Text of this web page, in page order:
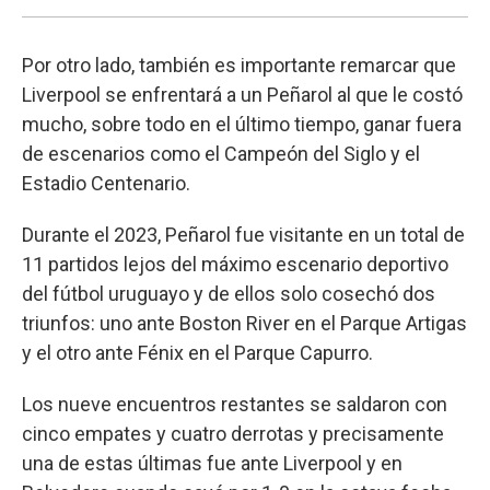
Por otro lado, también es importante remarcar que
Liverpool se enfrentará a un Peñarol al que le costó
mucho, sobre todo en el último tiempo, ganar fuera
de escenarios como el Campeón del Siglo y el
Estadio Centenario.
Durante el 2023, Peñarol fue visitante en un total de
11 partidos lejos del máximo escenario deportivo
del fútbol uruguayo y de ellos solo cosechó dos
triunfos: uno ante Boston River en el Parque Artigas
y el otro ante Fénix en el Parque Capurro.
Los nueve encuentros restantes se saldaron con
cinco empates y cuatro derrotas y precisamente
una de estas últimas fue ante Liverpool y en